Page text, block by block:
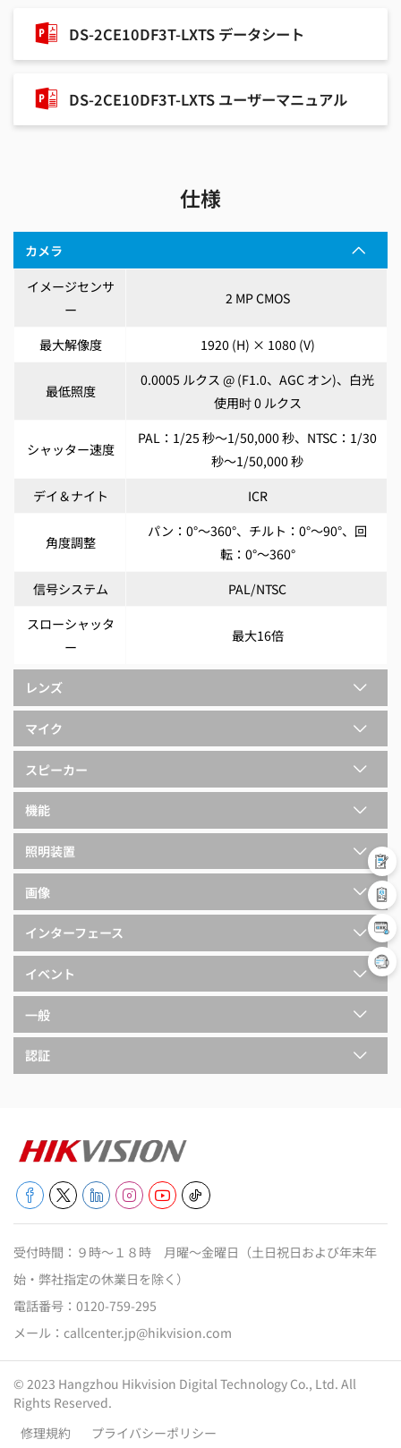
DS-2CE10DF3T-LXTS データシート
DS-2CE10DF3T-LXTS ユーザーマニュアル
仕様
カメラ
イメージセンサ
ー
2 MP CMOS
最大解像度 1920 (H) × 1080 (V)
最低照度
0.0005 ルクス @ (F1.0、AGC オン)、白光
使用时 0 ルクス
シャッター速度
PAL：1/25 秒～1/50,000 秒、NTSC：1/30
秒～1/50,000 秒
デイ＆ナイト
ICR
角度調整
パン：0°～360°、チルト：0°～90°、回
転：0°～360°
信号システム
PAL/NTSC
スローシャッタ
ー
最大16倍
レンズ
マイク
スピーカー
機能
照明装置
画像
インターフェース
イベント
一般
認証
受付時間：９時～１８時 月曜～金曜日（土日祝日および年末年
始・弊社指定の休業日を除く）
電話番号： 0120-759-295
メール： callcenter.jp@hikvision.com
© 2023 Hangzhou Hikvision Digital Technology Co., Ltd. All
Rights Reserved.
修理規約
プライバシーポリシー